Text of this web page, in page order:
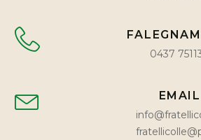
0437
EMAIL